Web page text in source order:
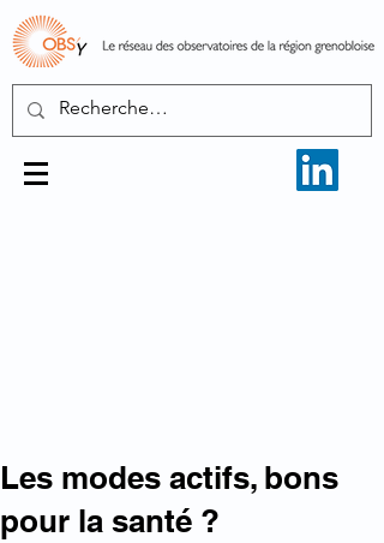
Les modes actifs, bons
pour la santé ?